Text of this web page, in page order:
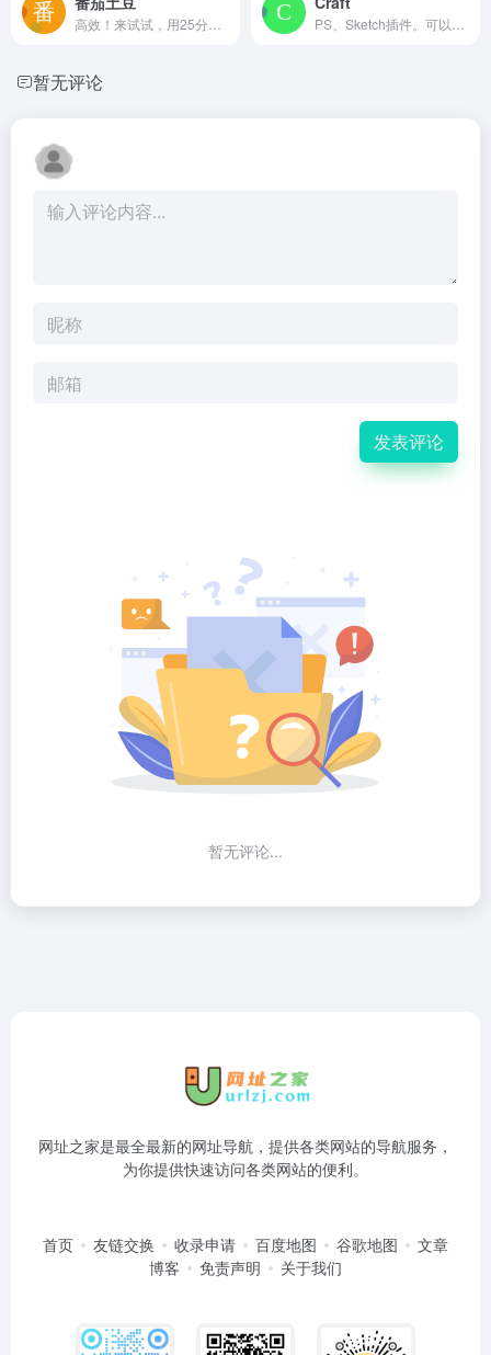
暂无评论
发表评论
暂无评论...
网址之家是最全最新的网址导航，提供各类网站的导航服务，
为你提供快速访问各类网站的便利。
首页 友链交换 收录申请 百度地图 谷歌地图
文章
博客
免责声明 关于我们